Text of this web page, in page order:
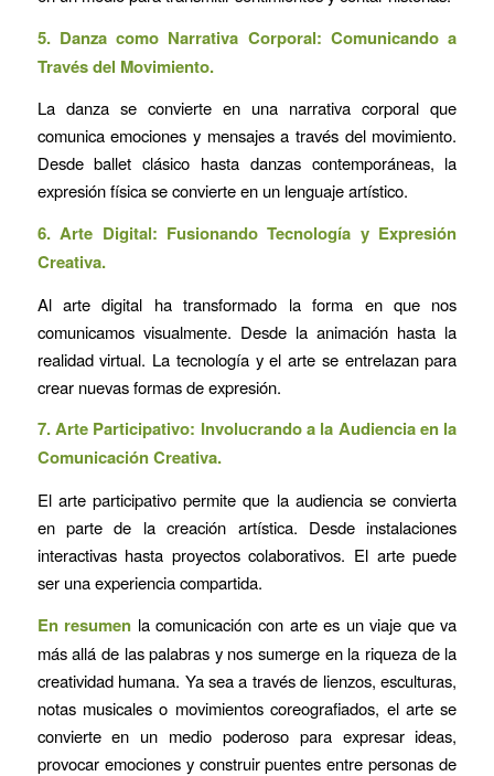
5. Danza como Narrativa Corporal: Comunicando a
Través del Movimiento.
La danza se convierte en una narrativa corporal que
comunica emociones y mensajes a través del movimiento.
Desde ballet clásico hasta danzas contemporáneas, la
expresión física se convierte en un lenguaje artístico.
6. Arte Digital: Fusionando Tecnología y Expresión
Creativa.
Al arte digital ha transformado la forma en que nos
comunicamos visualmente. Desde la animación hasta la
realidad virtual. La tecnología y el arte se entrelazan para
crear nuevas formas de expresión.
7. Arte Participativo: Involucrando a la Audiencia en la
Comunicación Creativa.
El arte participativo permite que la audiencia se convierta
en parte de la creación artística. Desde instalaciones
interactivas hasta proyectos colaborativos. El arte puede
ser una experiencia compartida.
En resumen la comunicación con arte es un viaje que va
más allá de las palabras y nos sumerge en la riqueza de la
creatividad humana. Ya sea a través de lienzos, esculturas,
notas musicales o movimientos coreografiados, el arte se
convierte en un medio poderoso para expresar ideas,
provocar emociones y construir puentes entre personas de